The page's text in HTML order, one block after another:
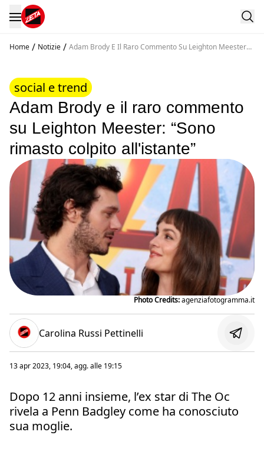
Home / Notizie / Adam Brody E Il Raro Commento Su Leighton Meester
social e trend
Adam Brody e il raro commento
su Leighton Meester: “Sono
rimasto colpito all'istante”
Photo Credits:agenziafotogramma.it
Carolina Russi Pettinelli
13 apr 2023, 19:04, agg. alle 19:15
Dopo 12 anni insieme, l’ex star di The Oc
rivela a Penn Badgley come ha conosciuto
sua moglie.